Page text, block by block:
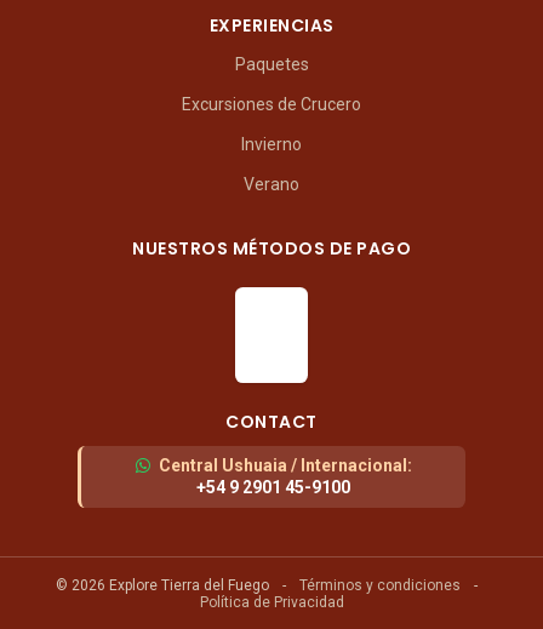
EXPERIENCIAS
Paquetes
Excursiones de Crucero
Invierno
Verano
NUESTROS MÉTODOS DE PAGO
CONTACT
Central Ushuaia / Internacional :
+54 9 2901 45-9100
© 2026 Explore Tierra del Fuego - Términos y condiciones
-
Política de Privacidad